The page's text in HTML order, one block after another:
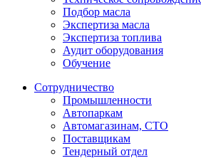
Подбор масла
Экспертиза масла
Экспертиза топлива
Аудит оборудования
Обучение
Сотрудничество
Промышленности
Автопаркам
Автомагазинам, СТО
Поставщикам
Тендерный отдел